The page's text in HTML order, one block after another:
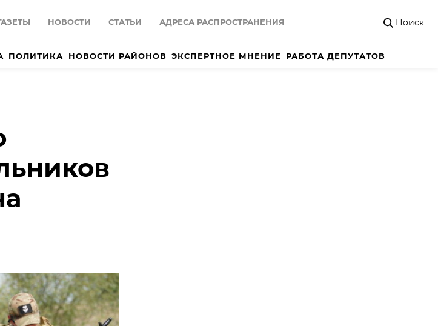
НОВОСТИ СТАТЬИ АДРЕСА РАСПРОСТРАНЕНИЯ Поиск
ПОЛИТИКА НОВОСТИ РАЙОНОВ ЭКСПЕРТНОЕ МНЕНИЕ РАБОТА ДЕПУТАТОВ